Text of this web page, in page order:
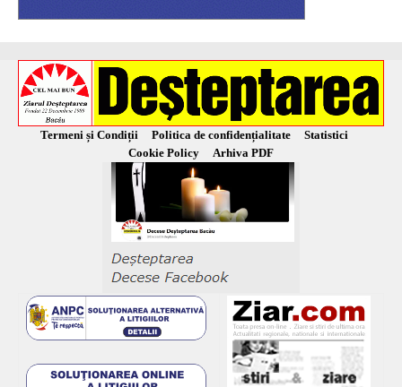
Termeni și Condiții Politica de confidențialitate
Statistici
Cookie Policy
Arhiva PDF